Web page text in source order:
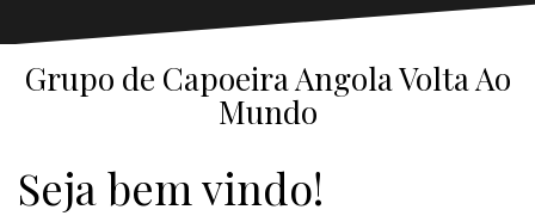
Grupo de Capoeira Angola Volta Ao
Mundo
Seja bem vindo!